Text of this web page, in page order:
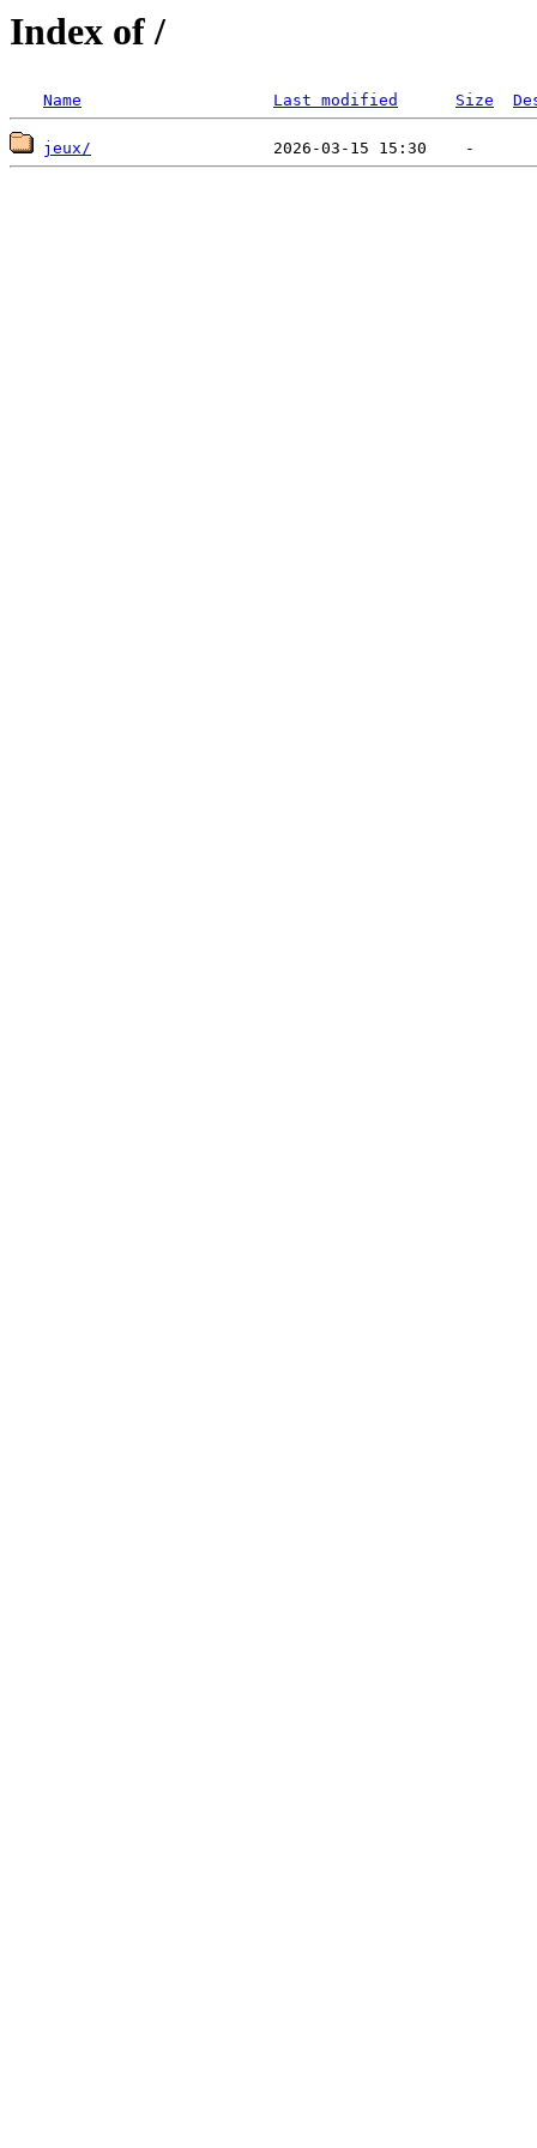
Index of /
Name Last modified Size
jeux/